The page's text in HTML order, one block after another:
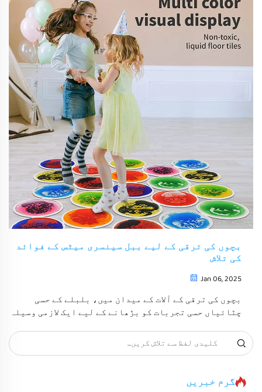
بچوں کی ترقی کے لیے ببل سینسری میٹس کے فوائد
کی تلاش
Jan 06, 2025
بچوں کی ترقی کے آلات کے میدان میں، بلبلے کے حسی
چٹائیاں حسی تجربات کو بڑھانے کے لیے ایک لازمی وسیلہ
ماحول فراہم کرتی ہیں، بلکہ ترقیاتی تھراپی اور
تعلیم میں بھی ایک اہم عنصر کے طور پر کام کرتی ہیں۔
گرم خبریں